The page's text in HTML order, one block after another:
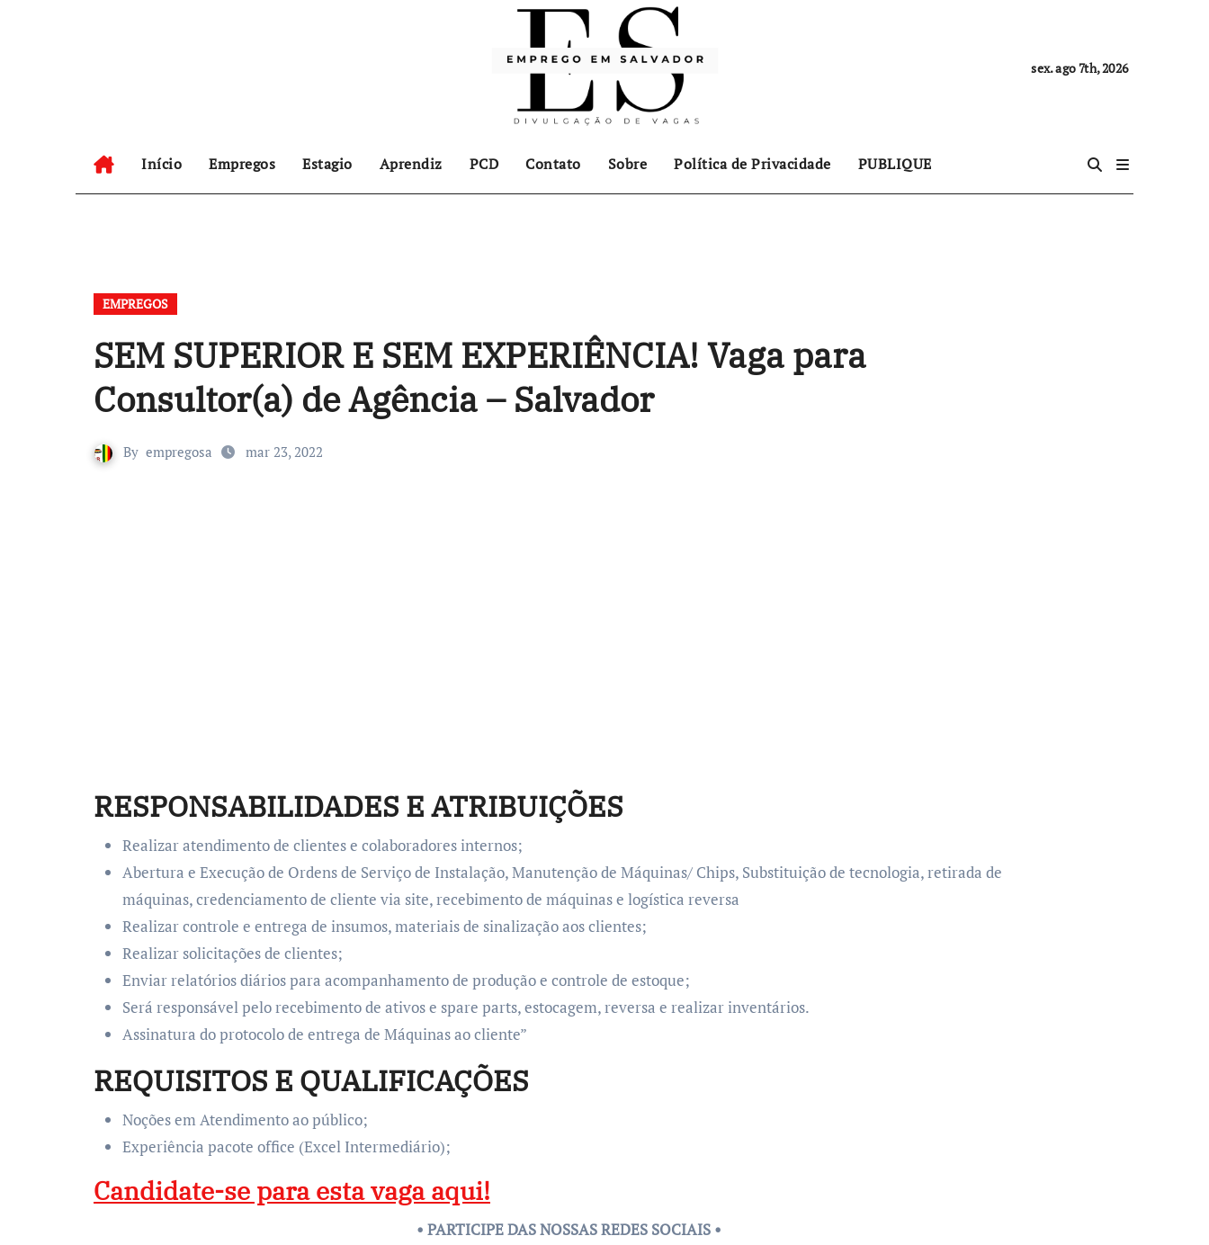
sex. ago 7th, 2026
Início Empregos Estagio Aprendiz PCD Contato Sobre Política de Privacidade PUBLIQUE
EMPREGOS
SEM SUPERIOR E SEM EXPERIÊNCIA! Vaga para
Consultor(a) de Agência – Salvador
By empregosa mar 23, 2022
RESPONSABILIDADES E ATRIBUIÇÕES
Realizar atendimento de clientes e colaboradores internos;
Abertura e Execução de Ordens de Serviço de Instalação, Manutenção de Máquinas/ Chips, Substituição de tecnologia, retirada de
máquinas, credenciamento de cliente via site, recebimento de máquinas e logística reversa
Realizar controle e entrega de insumos, materiais de sinalização aos clientes;
Realizar solicitações de clientes;
Enviar relatórios diários para acompanhamento de produção e controle de estoque;
Será responsável pelo recebimento de ativos e spare parts, estocagem, reversa e realizar inventários.
Assinatura do protocolo de entrega de Máquinas ao cliente”
REQUISITOS E QUALIFICAÇÕES
Noções em Atendimento ao público;
Experiência pacote office (Excel Intermediário);
Candidate-se para esta vaga aqui!
• PARTICIPE DAS NOSSAS REDES SOCIAIS •